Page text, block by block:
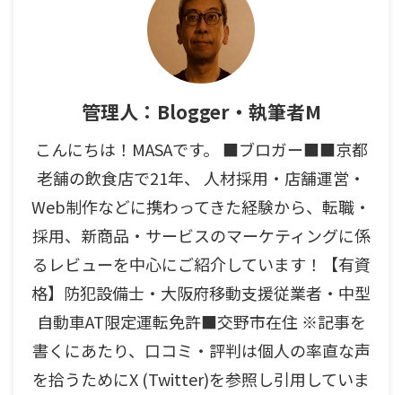
管理人：Blogger・執筆者M
こんにちは！MASAです。 ■ブロガー■■京都
老舗の飲食店で21年、 人材採用・店舗運営・
Web制作などに携わってきた経験から、転職・
採用、新商品・サービスのマーケティングに係
るレビューを中心にご紹介しています！【有資
格】防犯設備士・大阪府移動支援従業者・中型
自動車AT限定運転免許■交野市在住 ※記事を
書くにあたり、口コミ・評判は個人の率直な声
を拾うためにX (Twitter)を参照し引用していま